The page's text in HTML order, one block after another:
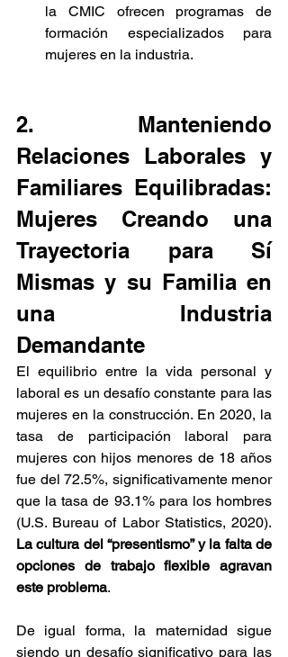
la CMIC ofrecen programas de
formación especializados para
mujeres en la industria.
2. Manteniendo
Relaciones Laborales y
Familiares Equilibradas:
Mujeres Creando una
Trayectoria para Sí
Mismas y su Familia en
una Industria
Demandante
El equilibrio entre la vida personal y
laboral es un desafío constante para las
mujeres en la construcción. En 2020, la
tasa de participación laboral para
mujeres con hijos menores de 18 años
fue del 72.5%, significativamente menor
que la tasa de 93.1% para los hombres
La cultura del “presentismo” y la falta de
opciones de trabajo flexible agravan
este problema.
De igual forma, la maternidad sigue
siendo un desafío significativo para las